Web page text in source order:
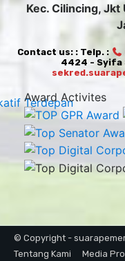
Kec. Cilincing, Jkt
Contact us: : Telp. :
4424 - Syifa
Award Activites
© Copyright -
Tentang Kami
Media